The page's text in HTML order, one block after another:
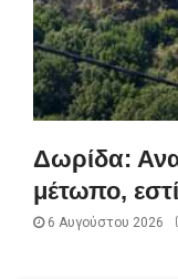
Δωρίδα:
μέτωπο,
6 Αυγούστου 2026